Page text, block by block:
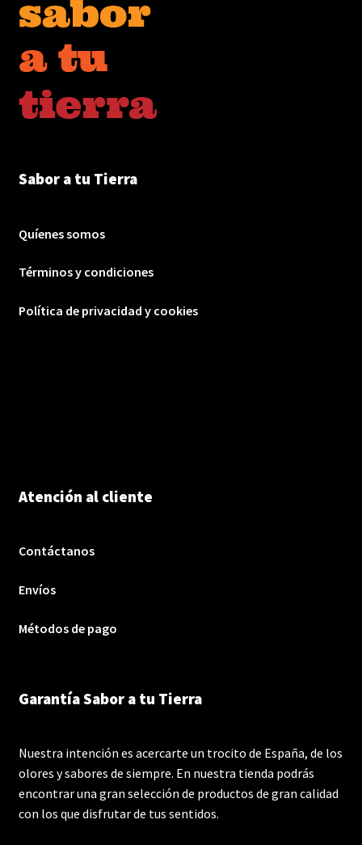
Sabor a tu Tierra
Quíenes somos
Términos y condiciones
Política de privacidad y cookies
Atención al cliente
Contáctanos
Envíos
Métodos de pago
Garantía Sabor a tu Tierra
Nuestra intención es acercarte un trocito de España, de los
olores y sabores de siempre. En nuestra tienda podrás
encontrar una gran selección de productos de gran calidad
con los que disfrutar de tus sentidos.